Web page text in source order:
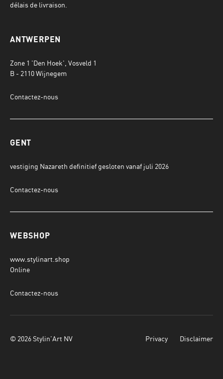
délais de livraison.
ANTWERPEN
Zone 1 'Den Hoek', Vosveld 1
B - 2110 Wijnegem
Contactez-nous
GENT
vestiging Nazareth definitief gesloten vanaf juli 2026
Contactez-nous
WEBSHOP
www.stylinart.shop
Online
Contactez-nous
© 2026 Stylin'Art NV Privacy Disclaimer